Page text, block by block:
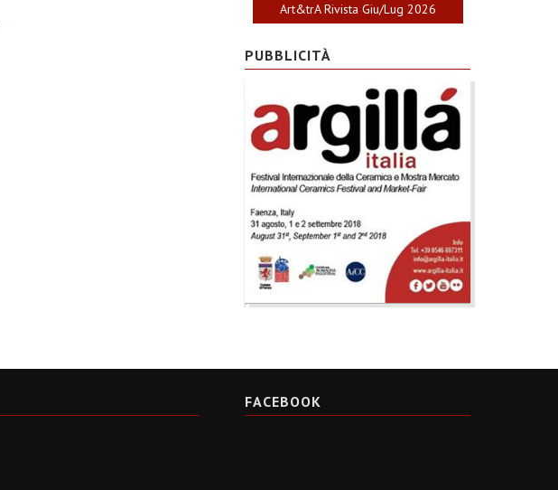
Art&trA Rivista Giu/Lug 2026
PUBBLICITÀ
FACEBOOK